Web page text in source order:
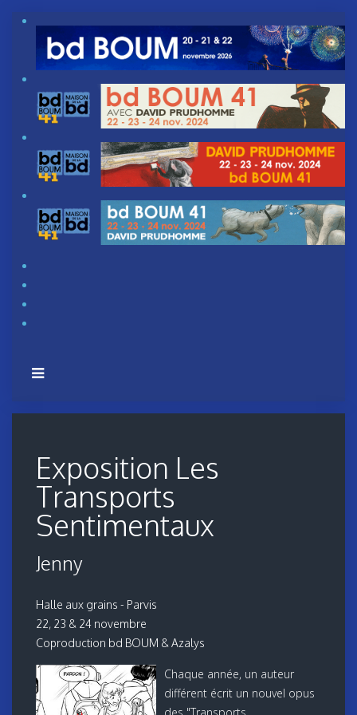
Exposition Les
Transports
Sentimentaux
Jenny
Halle aux grains - Parvis
22, 23 & 24 novembre
Coproduction bd BOUM & Azalys
Chaque année, un auteur
différent écrit un nouvel opus